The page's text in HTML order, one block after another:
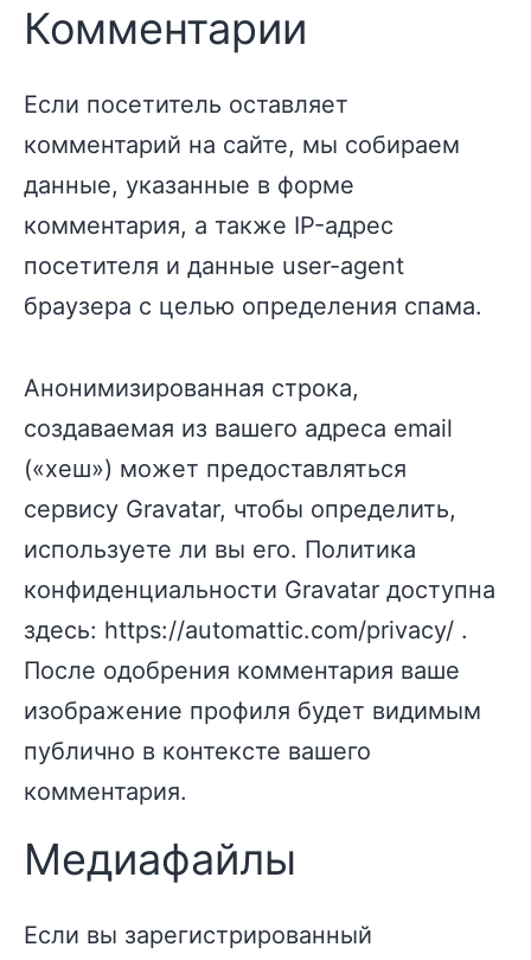
Комментарии
Если посетитель оставляет
комментарий на сайте, мы собираем
данные, указанные в форме
комментария, а также IP-адрес
посетителя и данные user-agent
браузера с целью определения спама.
Анонимизированная строка,
создаваемая из вашего адреса email
(«хеш») может предоставляться
сервису Gravatar, чтобы определить,
используете ли вы его. Политика
конфиденциальности Gravatar доступна
здесь: https://automattic.com/privacy/ .
После одобрения комментария ваше
изображение профиля будет видимым
публично в контексте вашего
комментария.
Медиафайлы
Если вы зарегистрированный